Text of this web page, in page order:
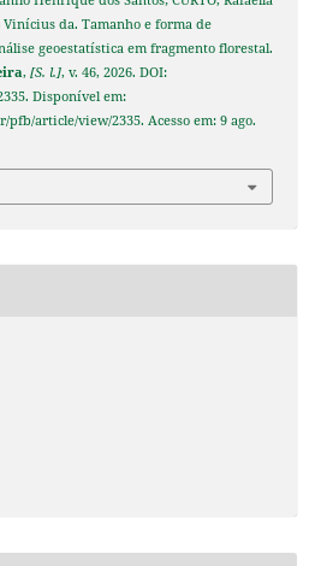
Vinícius da. Tamanho e forma de
geoestatística em fragmento florestal.
, [S. l.], v. 46, 2026. DOI:
Disponível em:
article/view/2335. Acesso em: 9 ago.